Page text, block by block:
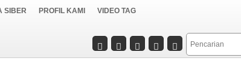
SIBER PROFIL KAMI VIDEO TAG